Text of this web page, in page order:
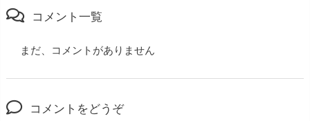
コメント一覧
まだ、コメントがありません
コメントをどうぞ